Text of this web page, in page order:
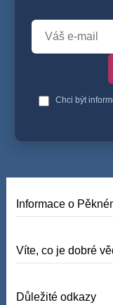
Chci být
Informace o
Víte, co je dobré
Důležité odkazy